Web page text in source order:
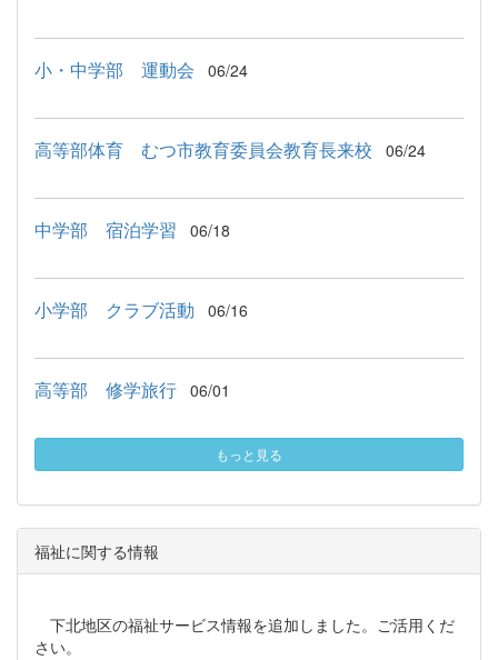
小・中学部 運動会 06/24
高等部体育 むつ市教育委員会教育長来校 06/24
中学部 宿泊学習 06/18
小学部 クラブ活動 06/16
高等部 修学旅行 06/01
もっと見る
福祉に関する情報
下北地区の福祉サービス情報を追加しました。ご活用くだ
さい。